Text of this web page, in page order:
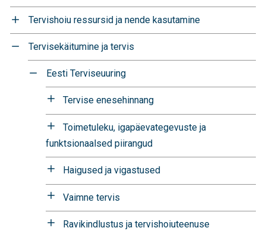
Tervishoiu ressursid ja nende kasutamine
Tervisekäitumine ja tervis
Eesti Terviseuuring
Tervise enesehinnang
Toimetuleku, igapäevategevuste ja
funktsionaalsed piirangud
Haigused ja vigastused
Vaimne tervis
Ravikindlustus ja tervishoiuteenuse